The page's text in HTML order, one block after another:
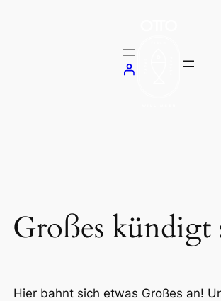
Großes kündigt
Hier bahnt sich etwas Großes an!